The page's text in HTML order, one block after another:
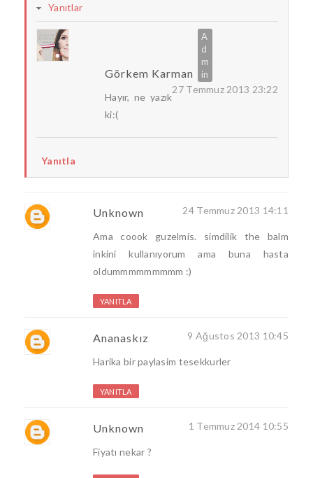
Yanıtlar
Görkem Karman
27 Temmuz 2013 23:22
Hayır, ne yazık
ki:(
Yanıtla
Unknown 24 Temmuz 2013 14:11
Ama coook guzelmis. simdilik the balm
inkini kullanıyorum ama buna hasta
oldummmmmmmmm :)
YANITLA
Ananaskız 9 Ağustos 2013 10:45
Harika bir paylasim tesekkurler
YANITLA
Unknown 1 Temmuz 2014 10:55
Fiyatı nekar ?